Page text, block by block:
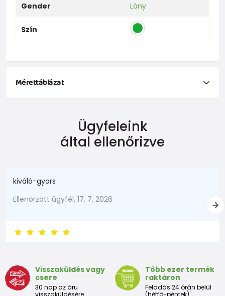
Gender
Lány
Szín
Mérettáblázat
Kor
0-1 hónap do 50
74
86 12-18 hónapok 81 - 86
18-24
Ügyfeleink
által ellenőrizve
kiváló-gyors
Ellenõrzött ügyfél, 17. 7. 2026
Visszaküldés vagy
csere
30 nap az áru
visszaküldésére
Több ezer termék
raktáron
Feladás 24 órán belül
(hétfő-péntek)